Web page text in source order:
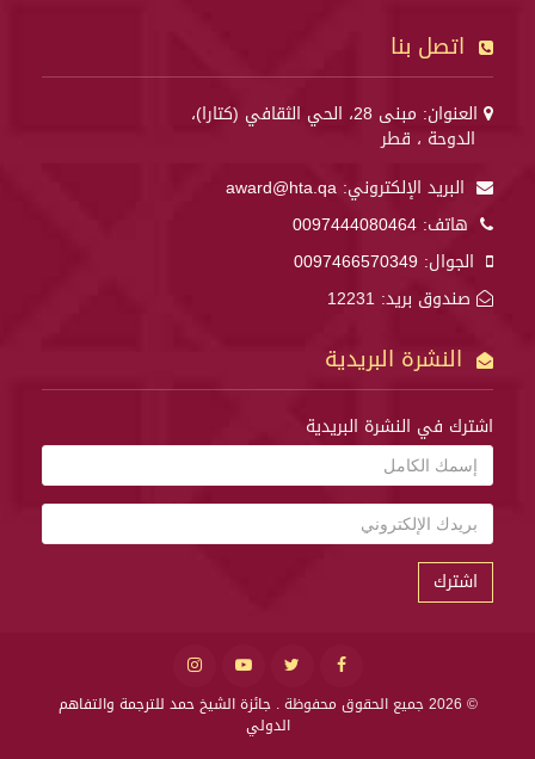
اتصل بنا
العنوان: مبنى 28، الحي الثقافي (كتارا)،
الدوحة ، قطر
البريد الإلكتروني: award@hta.qa
هاتف: 0097444080464
الجوال: 0097466570349
صندوق بريد: 12231
النشرة البريدية
اشترك في النشرة البريدية
اشترك
© 2026 جميع الحقوق محفوظة .
جائزة الشيخ حمد للترجمة والتفاهم
الدولي